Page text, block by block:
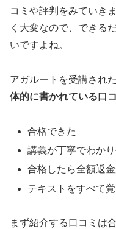
コミや評判をみていき
く大変なので、できる
いですよね。
アガルートを受講され
体的に書かれている口
合格できた
講義が丁寧でわか
合格したら全額返
テキストをすべて
まず紹介する口コミは